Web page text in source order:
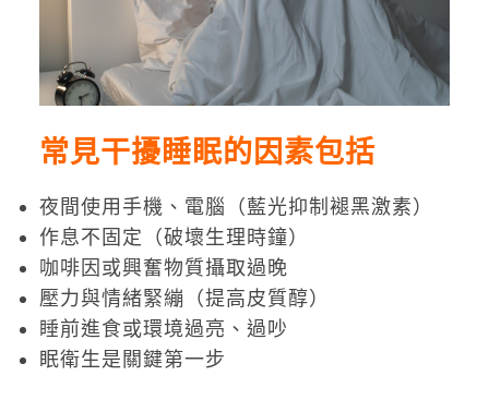
常見干擾睡眠的因素包括
夜間使用手機、電腦（藍光抑制褪黑激素）
作息不固定（破壞生理時鐘）
咖啡因或興奮物質攝取過晚
壓力與情緒緊繃（提高皮質醇）
睡前進食或環境過亮、過吵
眠衛生是關鍵第一步